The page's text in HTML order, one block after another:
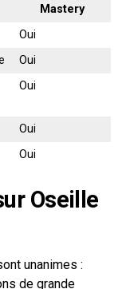
Mastery
Oui
Oui
Oui
Oui
Oui
Oseille
unanimes :
de grande